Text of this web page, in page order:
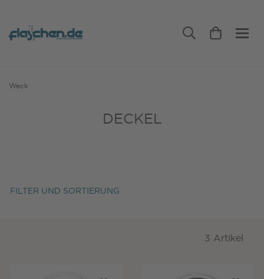
Weck
DECKEL
FILTER UND SORTIERUNG
3 Artikel